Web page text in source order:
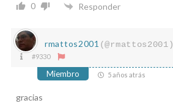
0 Responder
rmattos2001 (@rmattos2001)
#9330
Miembro 5 años atrás
gracias